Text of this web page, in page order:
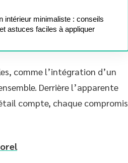
intérieur minimaliste : conseils
astuces faciles à appliquer
comme l’intégration d’un
Derrière l’apparente
compte, chaque compromis